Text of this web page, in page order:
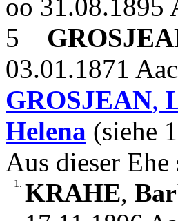
oo 31.08.1895
5
03.01.1871
GROSJEAN,
Helena (siehe
Aus dieser Ehe
1. KRAHE,